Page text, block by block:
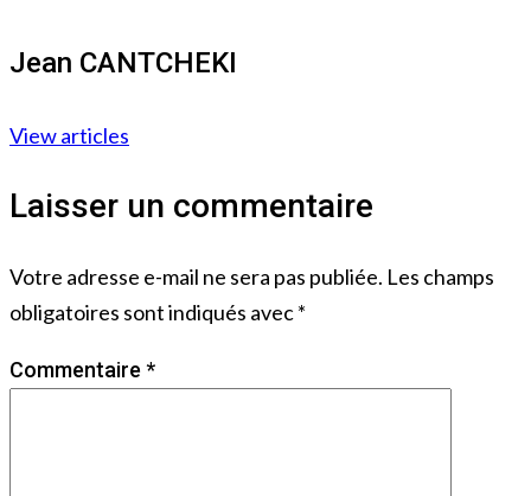
Jean CANTCHEKI
View articles
Laisser un commentaire
Votre adresse e-mail ne sera pas publiée. Les champs
obligatoires sont indiqués avec*
Commentaire *